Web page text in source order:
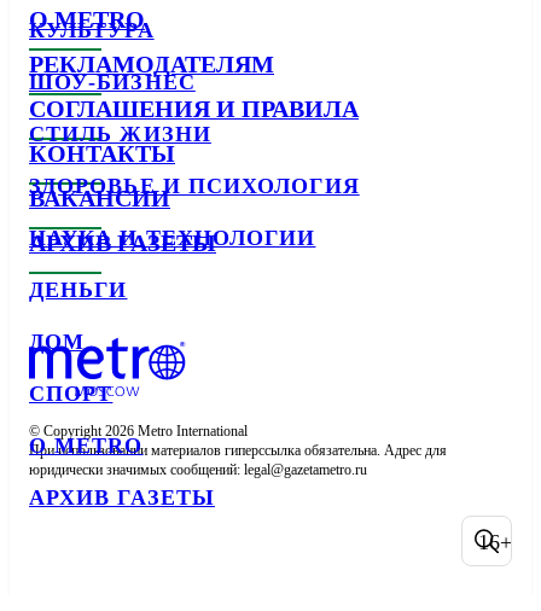
КУЛЬТУРА
ШОУ-БИЗНЕС
СТИЛЬ ЖИЗНИ
ЗДОРОВЬЕ И ПСИХОЛОГИЯ
НАУКА И ТЕХНОЛОГИИ
ДЕНЬГИ
ДОМ
СПОРТ
О METRO
АРХИВ ГАЗЕТЫ
О METRO
РЕКЛАМОДАТЕЛЯМ
СОГЛАШЕНИЯ И ПРАВИЛА
КОНТАКТЫ
ВАКАНСИИ
АРХИВ ГАЗЕТЫ
© Copyright 2026 Metro International
При использовании материалов гиперссылка обязательна. Адрес для
юридически значимых сообщений:
16+